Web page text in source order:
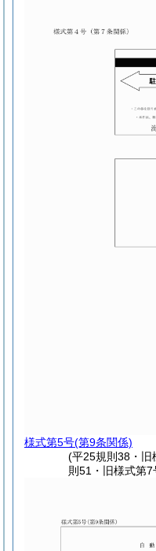
様式第5号(第9条関係)
(平25規則38・旧
則51・旧様式第